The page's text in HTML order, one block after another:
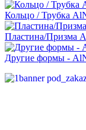
Кольцо / Трубка
Пластина/Призма
Другие формы -